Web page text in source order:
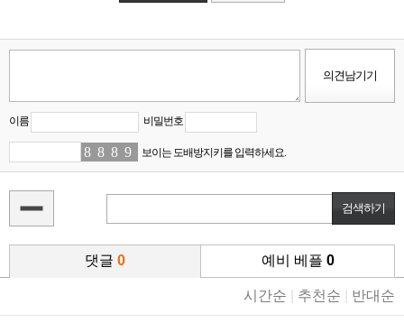
이름 비밀번호
80 80 8 97 보이는 도배방지키를 입력하세요.
댓글 0 예비 베플 0
시간순 추천순 반대순